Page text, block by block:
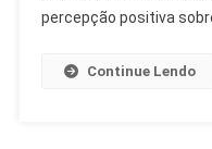
SP
percepção positiva
Continue Lendo